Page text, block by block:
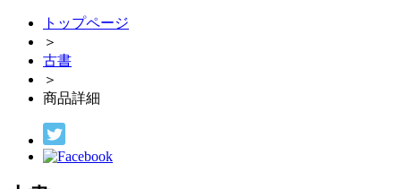
トップページ
＞
古書
＞
商品詳細